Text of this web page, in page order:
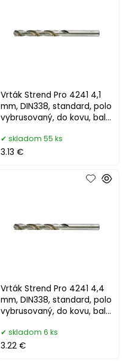
Vrták Strend Pro 4241 4,1
mm, DIN338, standard, polo
vybrusovaný, do kovu, bal.
skladom 55 ks
3.13 €
Vrták Strend Pro 4241 4,4
mm, DIN338, standard, polo
vybrusovaný, do kovu, bal.
skladom 6 ks
3.22 €